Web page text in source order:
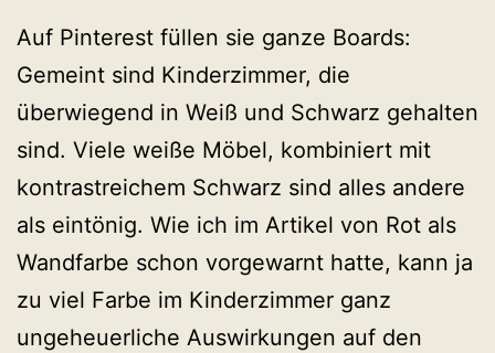
Auf Pinterest füllen sie ganze Boards:
Gemeint sind Kinderzimmer, die
überwiegend in Weiß und Schwarz gehalten
sind. Viele weiße Möbel, kombiniert mit
kontrastreichem Schwarz sind alles andere
als eintönig. Wie ich im Artikel von Rot als
Wandfarbe schon vorgewarnt hatte, kann ja
zu viel Farbe im Kinderzimmer ganz
ungeheuerliche Auswirkungen auf den